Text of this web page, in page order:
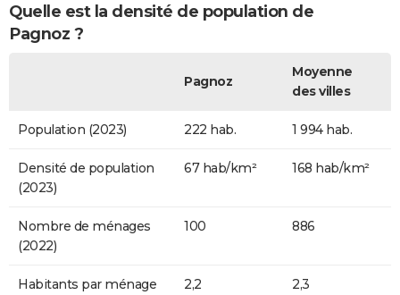
Quelle est la densité de population de
Pagnoz ?
Pagnoz
Moyenne
des villes
Population (2023) 222 hab. 1 994 hab.
Densité de population
(2023)
67 hab/km² 168 hab/km²
Nombre de ménages
(2022)
100 886
Habitants par ménage
2,2 2,3